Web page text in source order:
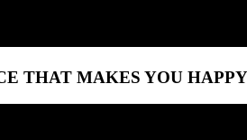
THAT MAKES YOU HAPPY